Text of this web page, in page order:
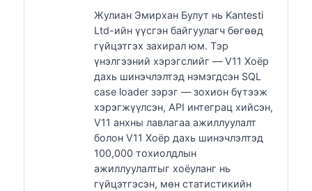
Жулиан Эмирхан Булут нь Kantesti
Ltd-ийн үүсгэн байгуулагч бөгөөд
гүйцэтгэх захирал юм. Тэр
үнэлгээний хэрэгслийг — V11 Хоёр
дахь шинэчлэлтэд нэмэгдсэн SQL
case loader зэрэг — зохион бүтээж
хэрэгжүүлсэн, API интеграц хийсэн,
V11 анхны лавлагаа ажиллуулалт
болон V11 Хоёр дахь шинэчлэлтэд
100,000 тохиолдлын
ажиллуулалтыг хоёуланг нь
гүйцэтгэсэн, мөн статистикийн